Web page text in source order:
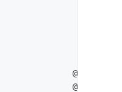
@remi-php71
@remi-php71